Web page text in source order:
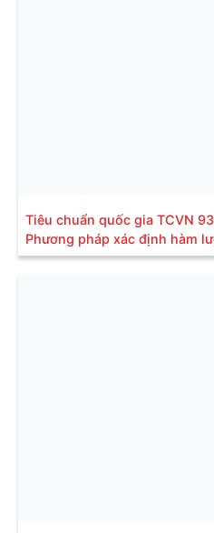
Tiêu chuẩn quốc gia TCVN
Phương pháp xác định hàm